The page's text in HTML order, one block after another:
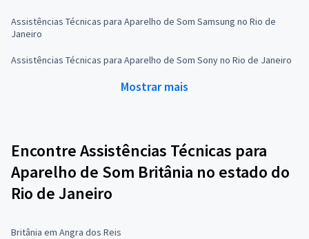
Assistências Técnicas para Aparelho de Som Samsung no Rio de
Janeiro
Assistências Técnicas para Aparelho de Som Sony no Rio de Janeiro
Mostrar mais
Encontre Assistências Técnicas para
Aparelho de Som Britânia no estado do
Rio de Janeiro
Britânia em Angra dos Reis